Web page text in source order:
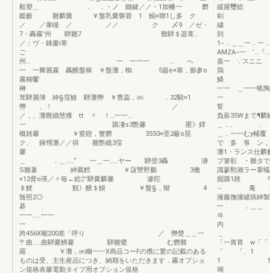
毅塑＿ ． ．・ノ 鋤鍵／／・1加幡一 欝
鑑籔 雛麟騰 ￥盤乳嚢磐蓉 1 鰯×聯1し多 ク
／ ／輩瞳 ／ ／／ ク 〆9 ／ゼ・
7・轟霧’州 騨雛7 難騨＄器葺…
／；ヴ・錘慶i寒
ご
州… 一 一一一 … へ
一 一卿麗霧 轟醗盤稼 ￥盤灘，蜘 5篇e×睾，膨参o
霧糊饗
茸騨麗簿 紳§窪鯵 騨灘轡 ￥豊蕊，㈱ ．32騎×1
轡 、！ ／
／，、灘難婚慧獲 tt 〃 ！…一一…
一 購凄s3艶馨 匿》鐸
概雑馨 ￥窒鐙，蟹欝 3550×歪2蔽o琵
ク、 錘甥灘／／得 雛艶礁3窪
馨
＿ ．＿……“ 一＿一……ヤー 騨登3轟 瀞
S雛薯 紳薦鱈 ￥藷讐野鵬 3働
×12脅o瑛／〃毎←総㌻騨嚢麟馨 滲陀
＄鯉 観》醗＄鰻 ￥盤§，辮 4
髄照2◎
碁
一一……一一
跨456X噸200差「呼り ／ 轡楚＿＿一
〒曲……曲騨嚢鱒馨 騨雛鷺 む欝難
羅 ￥灘，㈱幽一一X商品コーFの携に驚の記載のある
ものは受、主生産品につき、納期をいただきます．霧オプショ
ン規格表馨電勤タイブ用オプション規格
緩躍璽
剣
繍 一バッ
到 脅《離
1−．＿
AMZA−一
嘉一 ∵スニニ
鶏
鱗 、 ￥
一一 ＿一一
一
負薪35Wまで
＿．、 ． ．
＿．一一
で 多 箏 ン，
灘1・ランス仕
プ箸彰 ・雛
識蓼勲湘ラー葦
掘購1雑
∼ 庵
擁藤撫擁罐病紳
一． ．＿＿
ヰ
内
「一胃
「
1
瑚 一．．